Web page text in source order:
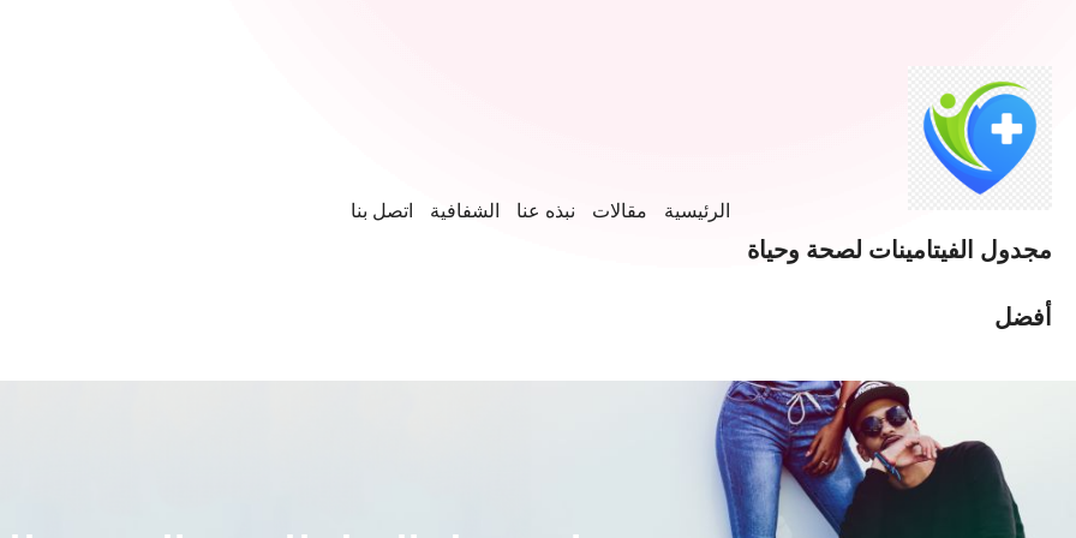
المحتوى
مجدول الفيتامينات لصحة وحياة
أفضل
الرئيسية مقالات نبذه عنا الشفافية اتصل بنا